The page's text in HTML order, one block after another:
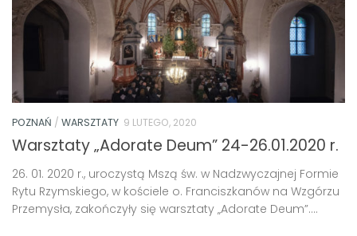
POZNAŃ / WARSZTATY 9 LUTEGO, 2020
Warsztaty „Adorate Deum” 24-26.01.2020 r.
26. 01. 2020 r., uroczystą Mszą św. w Nadzwyczajnej Formie
Rytu Rzymskiego, w kościele o. Franciszkanów na Wzgórzu
Przemysła, zakończyły się warsztaty „Adorate Deum”....